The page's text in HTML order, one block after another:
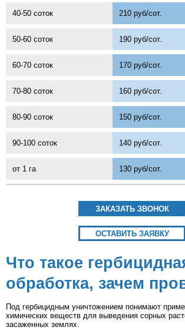
40-50 соток 210 руб/сот.
50-60 соток 190 руб/сот.
60-70 соток 170 руб/сот.
70-80 соток 160 руб/сот.
80-90 соток 150 руб/сот.
90-100 соток 140 руб/сот.
от 1 га 130 руб/сот.
ЗАКАЗАТЬ ЗВОНОК
ОСТАВИТЬ ЗАЯВКУ
Что такое
обработка, зачем
Под гербицидным уничтожением понимают
химических веществ для выведения сорных
засаженных землях.